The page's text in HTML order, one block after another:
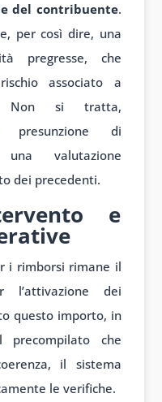
del contribuente.
per così dire, una
pregresse, che
associato a
Non si tratta,
presunzione di
valutazione
dei precedenti.
e
i rimborsi rimane il
l’attivazione dei
questo importo, in
precompilato che
il sistema
le verifiche.